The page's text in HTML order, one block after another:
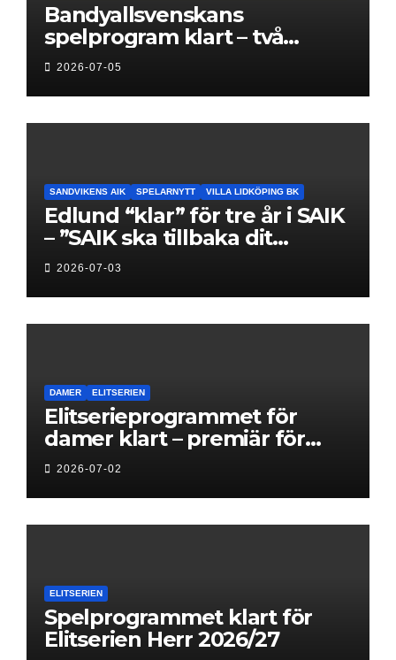
Bandyallsvenskans
spelprogram klart – två
föreningar jagar sin
elitseriesäsong
2026-07-05
SANDVIKENS AIK SPELARNYTT VILLA LIDKÖPING BK
Edlund “klar” för tre år i SAIK
– ”SAIK ska tillbaka dit
klubben hör hemma”
2026-07-03
DAMER ELITSERIEN
Elitserieprogrammet för
damer klart – premiär för
Next Level
2026-07-02
ELITSERIEN
Spelprogrammet klart för
Elitserien Herr 2026/27